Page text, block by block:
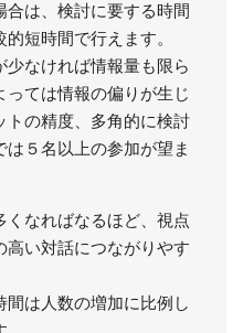
合は、検討に要する時間
短時間で行えます。
少なければ情報量も限ら
っては情報の偏りが生じ
トの精度、多角的に検討
は５名以上の参加が望ま
くなればなるほど、視点
高い対話につながりやす
間は人数の増加に比例し